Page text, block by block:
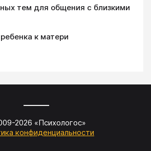
тем для общения с близкими
к матери
2026 «Психологос»
конфиденциальности